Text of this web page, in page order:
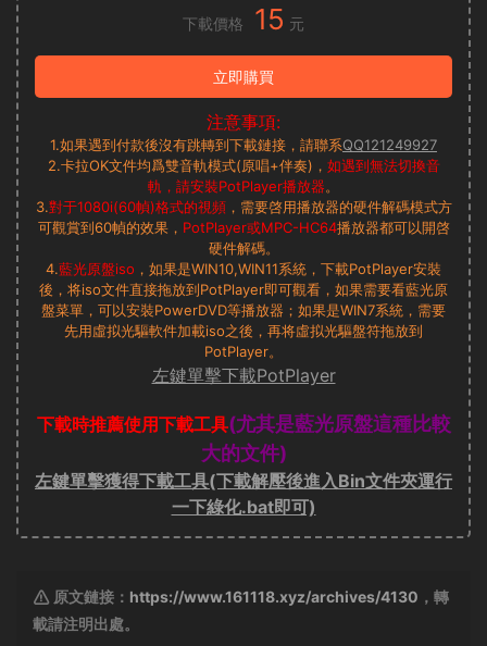
下載價格 15 元
立即購買
注意事項:
1.如果遇到付款後沒有跳轉到下載鏈接，請聯系QQ121249927
2.卡拉OK文件均爲雙音軌模式(原唱+伴奏)， 如遇到無法切換音
軌，請安裝PotPlayer播放器。
3.對于1080i(60幀)格式的視頻，需要啓用播放器的硬件解碼模式方
可觀賞到60幀的效果， PotPlayer或MPC-HC64播放器都可以開啓
硬件解碼。
4.藍光原盤iso ，如果是WIN10,WIN11系統，下載PotPlayer安裝
後，将iso文件直接拖放到PotPlayer即可觀看，如果需要看藍光原
盤菜單，可以安裝PowerDVD等播放器；如果是WIN7系統，需要
先用虛拟光驅軟件加載iso之後，再将虛拟光驅盤符拖放到
PotPlayer。
左鍵單擊下載PotPlayer
下載時推薦使用下載工具(尤其是藍光原盤這種比較
大的文件)
左鍵單擊獲得下載工具(下載解壓後進入Bin文件夾運行
一下綠化.bat即可)
原文鏈接： https://www.161118.xyz/archives/4130 ，轉
載請注明出處。